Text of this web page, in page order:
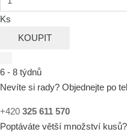
Ks
KOUPIT
6 - 8 týdnů
Nevíte si rady? Objednejte po
+420 325 611 570
Poptáváte větší množství kusů?